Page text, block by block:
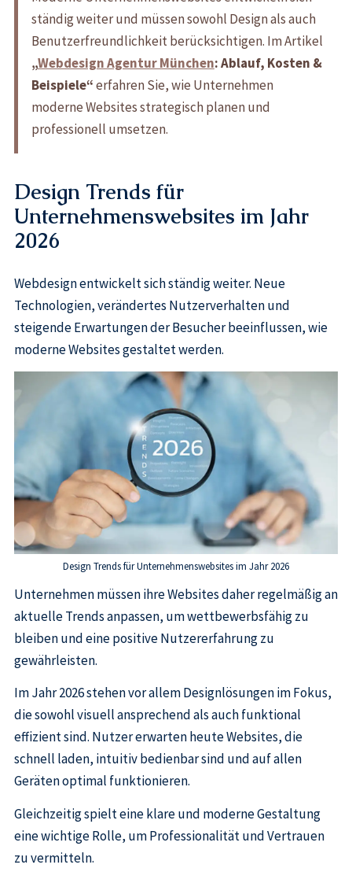
ständig weiter und müssen sowohl Design als auch
Benutzerfreundlichkeit berücksichtigen. Im Artikel
„Webdesign Agentur München: Ablauf, Kosten &
Beispiele“erfahren Sie, wie Unternehmen
moderne Websites strategisch planen und
professionell umsetzen.
Design Trends für
Unternehmenswebsites im Jahr
2026
Webdesign entwickelt sich ständig weiter. Neue
Technologien, verändertes Nutzerverhalten und
steigende Erwartungen der Besucher beeinflussen, wie
moderne Websites gestaltet werden.
Design Trends für Unternehmenswebsites im Jahr 2026
Unternehmen müssen ihre Websites daher regelmäßig an
aktuelle Trends anpassen, um wettbewerbsfähig zu
bleiben und eine positive Nutzererfahrung zu
gewährleisten.
Im Jahr 2026 stehen vor allem Designlösungen im Fokus,
die sowohl visuell ansprechend als auch funktional
effizient sind. Nutzer erwarten heute Websites, die
schnell laden, intuitiv bedienbar sind und auf allen
Geräten optimal funktionieren.
Gleichzeitig spielt eine klare und moderne Gestaltung
eine wichtige Rolle, um Professionalität und Vertrauen
zu vermitteln.